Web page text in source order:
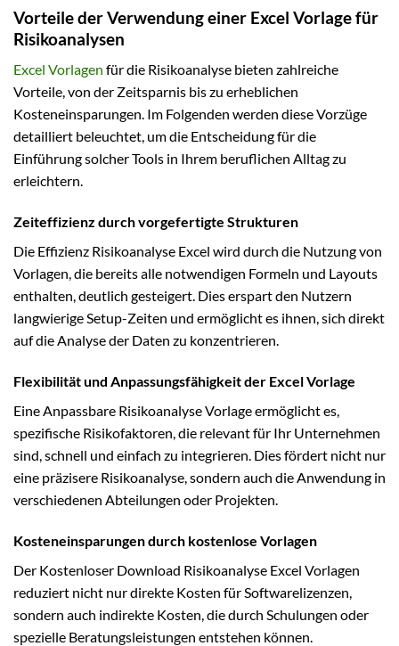
Vorteile der Verwendung einer Excel Vorlage für
Risikoanalysen
Excel Vorlagen für die Risikoanalyse bieten zahlreiche
Vorteile, von der Zeitsparnis bis zu erheblichen
Kosteneinsparungen. Im Folgenden werden diese Vorzüge
detailliert beleuchtet, um die Entscheidung für die
Einführung solcher Tools in Ihrem beruflichen Alltag zu
erleichtern.
Zeiteffizienz durch vorgefertigte Strukturen
Die Effizienz Risikoanalyse Excel wird durch die Nutzung von
Vorlagen, die bereits alle notwendigen Formeln und Layouts
enthalten, deutlich gesteigert. Dies erspart den Nutzern
langwierige Setup-Zeiten und ermöglicht es ihnen, sich direkt
auf die Analyse der Daten zu konzentrieren.
Flexibilität und Anpassungsfähigkeit der Excel Vorlage
Eine Anpassbare Risikoanalyse Vorlage ermöglicht es,
spezifische Risikofaktoren, die relevant für Ihr Unternehmen
sind, schnell und einfach zu integrieren. Dies fördert nicht nur
eine präzisere Risikoanalyse, sondern auch die Anwendung in
verschiedenen Abteilungen oder Projekten.
Kosteneinsparungen durch kostenlose Vorlagen
Der Kostenloser Download Risikoanalyse Excel Vorlagen
reduziert nicht nur direkte Kosten für Softwarelizenzen,
sondern auch indirekte Kosten, die durch Schulungen oder
spezielle Beratungsleistungen entstehen können.